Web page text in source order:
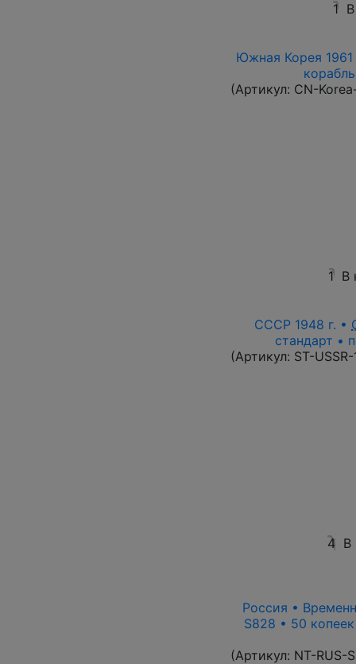
1
Южная Корея 1961
(Артикул: CN-
1 В
СССР 1948 г. •
стандарт •
(Артикул: ST-
4 В
Россия •
S828 • 50
(Артикул: NT-RUS-